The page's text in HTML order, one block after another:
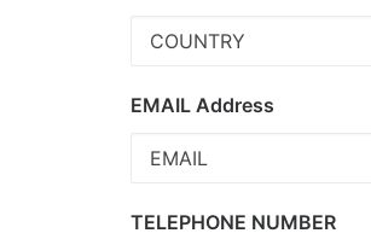
EMAIL Address
TELEPHONE NUMBER